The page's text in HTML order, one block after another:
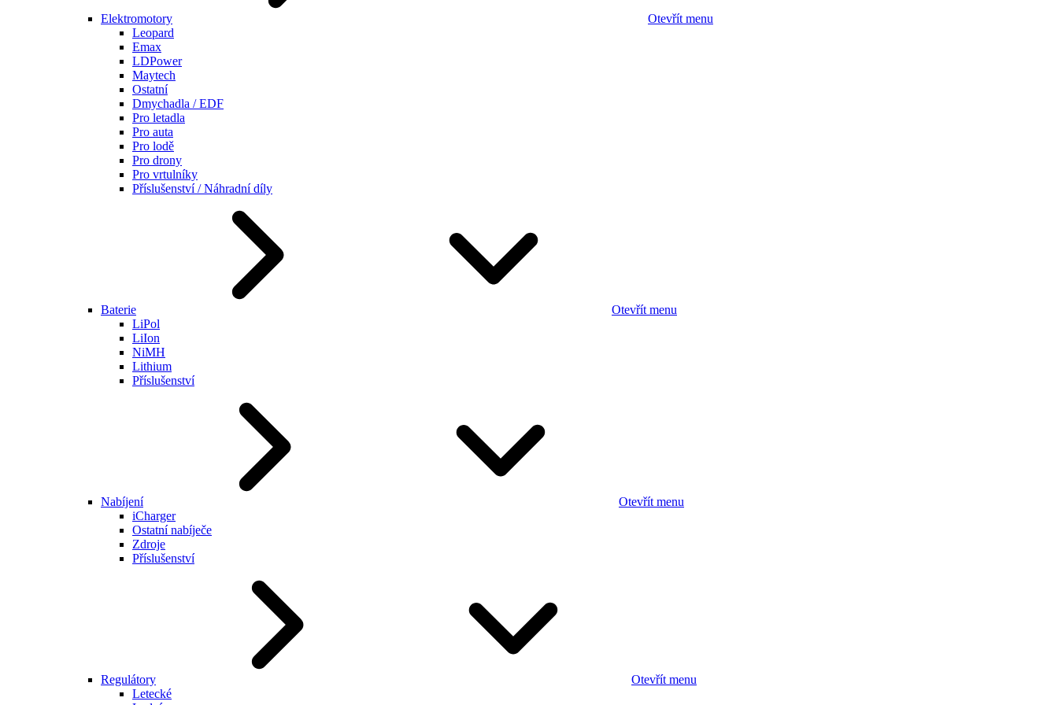
Elektromotory
Otevřít menu
Leopard
Emax
LDPower
Maytech
Ostatní
Dmychadla / EDF
Pro letadla
Pro auta
Pro lodě
Pro drony
Pro vrtulníky
Příslušenství / Náhradní díly
Baterie
Otevřít menu
LiPol
LiIon
NiMH
Lithium
Příslušenství
Nabíjení
Otevřít menu
iCharger
Ostatní nabíječe
Zdroje
Příslušenství
Regulátory
Otevřít menu
Letecké